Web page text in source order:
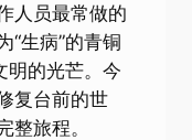
人员最常做的
“生病”的青铜
明的光芒。今
复台前的世
整旅程。